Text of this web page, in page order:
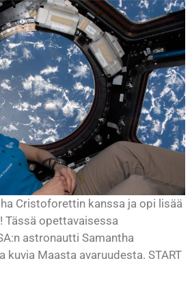
Cristoforettin kanssa ja opi lisää
Tässä opettavaisessa
astronautti Samantha
Maasta avaruudesta. START